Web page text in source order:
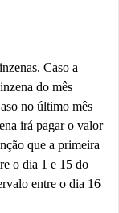
Caso a
do mês
no último mês
irá pagar o valor
que a primeira
o dia 1 e 15 do
entre o dia 16